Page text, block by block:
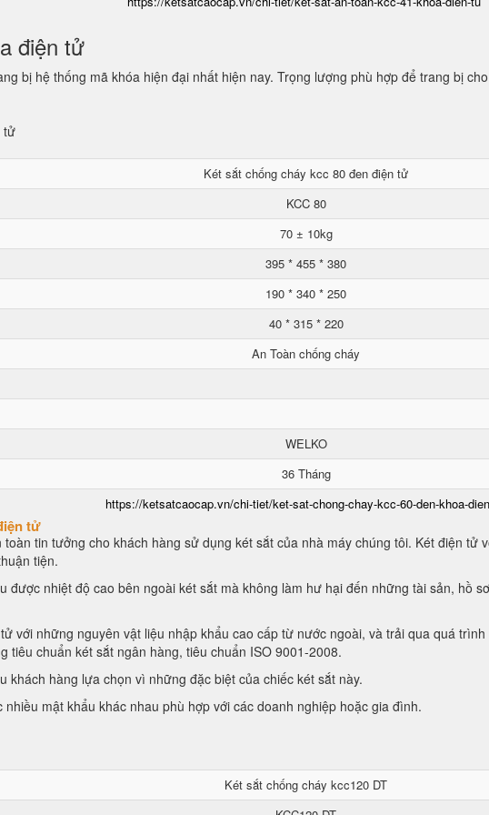
điện tử
bị hệ thống mã khóa hiện đại nhất hiện nay. Trọng lượng phù hợp để trang bị
Két sắt chống cháy kcc 80 đen điện tử
KCC 80
70 ± 10kg
395 * 455 * 380
190 * 340 * 250
40 * 315 * 220
An Toàn chống cháy
WELKO
36 Tháng
https://ketsatcaocap.vn/chi-tiet/ket-sat-chong-chay-kcc-60-den-khoa-
tử
tin tưởng cho khách hàng sử dụng két sắt của nhà máy chúng tôi. Két điện tử
tiện.
được nhiệt độ cao bên ngoài két sắt mà không làm hư hại đến những tài sản, hồ
với những nguyên vật liệu nhập khẩu cao cấp từ nước ngoài, và trải qua quá trình
tiêu chuẩn két sắt ngân hàng, tiêu chuẩn ISO 9001-2008.
khách hàng lựa chọn vì những đặc biệt của chiếc két sắt này.
mật khẩu khác nhau phù hợp với các doanh nghiệp hoặc gia đình.
Két sắt chống cháy kcc120 DT